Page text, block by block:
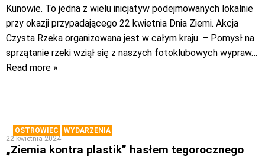
Kunowie. To jedna z wielu inicjatyw podejmowanych lokalnie
przy okazji przypadającego 22 kwietnia Dnia Ziemi. Akcja
Czysta Rzeka organizowana jest w całym kraju. – Pomysł na
sprzątanie rzeki wziął się z naszych fotoklubowych wypraw…
Read more »
OSTROWIEC
WYDARZENIA
22 kwietnia 2024
„Ziemia kontra plastik” hasłem tegorocznego